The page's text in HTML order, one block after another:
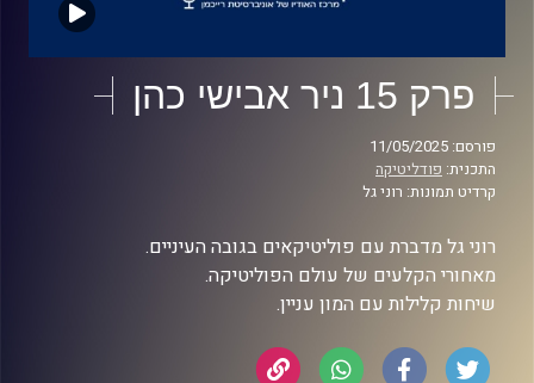
פרק 15 ניר אבישי כהן
פורסם: 11/05/2025
התכנית: פודליטיקה
קרדיט תמונות: רוני גל
רוני גל מדברת עם פוליטיקאים בגובה העיניים.
מאחורי הקלעים של עולם הפוליטיקה.
שיחות קלילות עם המון עניין.